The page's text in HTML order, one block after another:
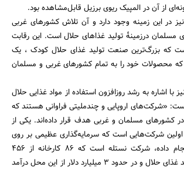
از آن در المپیک ریوی برزیل قابل‌مشاهده بود.
در این زمینه وجود دارد و آن تلاش کشورهای غربی
مسلمان درزمینهٔ تولید غذاهای حلال است. این رقابت
که بزرگ‌ترین صنعت تولید غذای حلال کودک ، یک
محصولات خود را به تمام کشورهای غربی و مسلمان
با اشاره به رشد روزافزون استفاده از مواد غذایی حلال
«شرکت‌های اروپایی و چندملیتی فراوانی هستند که
کشورهای مسلمان و غربی هدف قرار داده‌اند. یکی از
شرکت‌هایی است که سرمایه‌گذاری عظیمی بر روی
کشورهای مسلمان انجام داده، شرکت نستله است که 86 کارخانه از 456
کارخانه خود را به تولید غذای حلال و در حدود 3 میلیارد دلار از این محل درآمد